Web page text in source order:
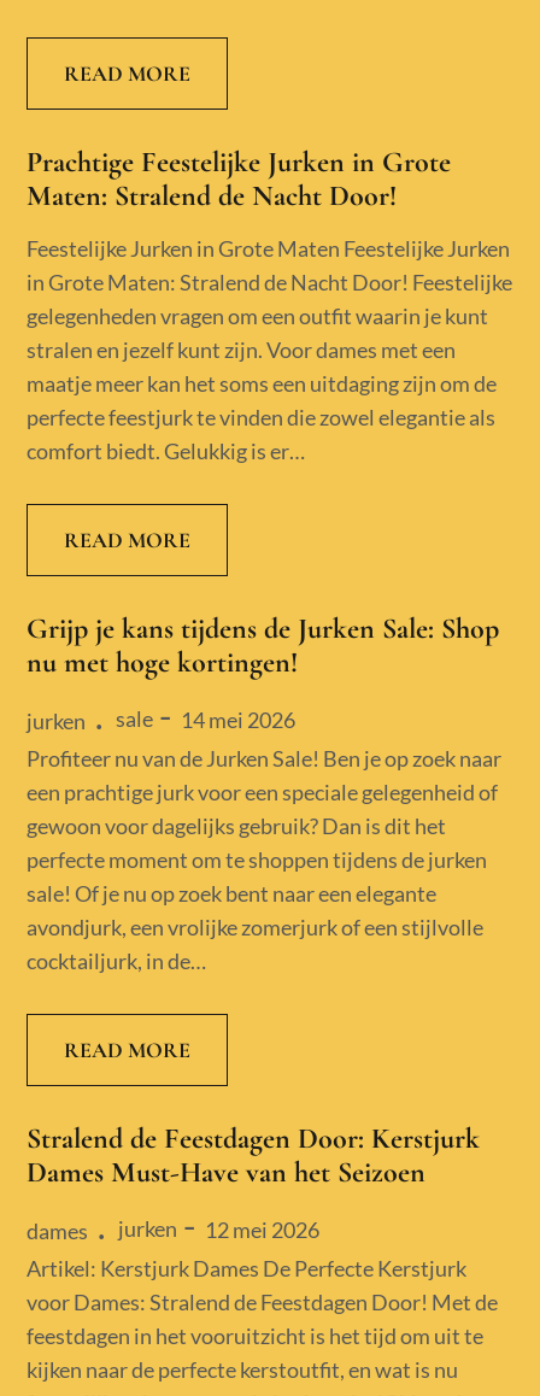
READ MORE
Prachtige Feestelijke Jurken in Grote
Maten: Stralend de Nacht Door!
Feestelijke Jurken in Grote Maten Feestelijke Jurken
in Grote Maten: Stralend de Nacht Door! Feestelijke
gelegenheden vragen om een outfit waarin je kunt
stralen en jezelf kunt zijn. Voor dames met een
maatje meer kan het soms een uitdaging zijn om de
perfecte feestjurk te vinden die zowel elegantie als
comfort biedt. Gelukkig is er…
READ MORE
Grijp je kans tijdens de Jurken Sale: Shop
nu met hoge kortingen!
jurken sale
Posted
on
14 mei 2026
Profiteer nu van de Jurken Sale! Ben je op zoek naar
een prachtige jurk voor een speciale gelegenheid of
gewoon voor dagelijks gebruik? Dan is dit het
perfecte moment om te shoppen tijdens de jurken
sale! Of je nu op zoek bent naar een elegante
avondjurk, een vrolijke zomerjurk of een stijlvolle
cocktailjurk, in de…
READ MORE
Stralend de Feestdagen Door: Kerstjurk
Dames Must-Have van het Seizoen
dames jurken
Posted
on
12 mei 2026
Artikel: Kerstjurk Dames De Perfecte Kerstjurk
voor Dames: Stralend de Feestdagen Door! Met de
feestdagen in het vooruitzicht is het tijd om uit te
kijken naar de perfecte kerstoutfit, en wat is nu